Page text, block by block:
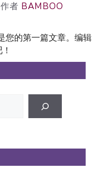
作者 BAMBOO
您的第一篇文章。编辑